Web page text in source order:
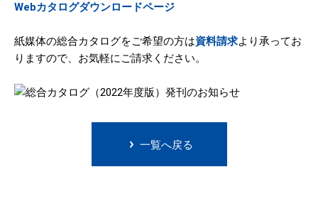
Webカタログダウンロードページ
紙媒体の総合カタログをご希望の方は資料請求より承ってお
りますので、お気軽にご請求ください。
一覧へ戻る